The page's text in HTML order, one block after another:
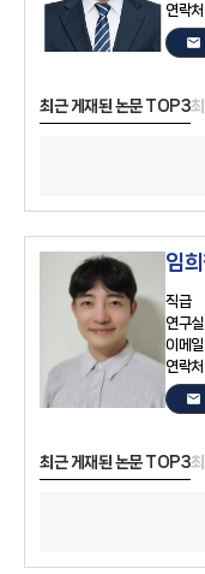
연락처
email
최근 게재된 논문 TOP3
임
직급
연구실
이메일
연락처
email
최근 게재된 논문 TOP3